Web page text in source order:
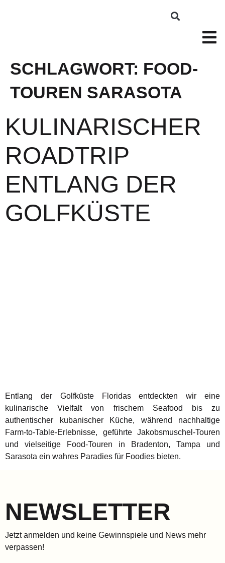
SCHLAGWORT: FOOD-
TOUREN SARASOTA
KULINARISCHER
ROADTRIP
ENTLANG DER
GOLFKÜSTE
Entlang der Golfküste Floridas entdeckten wir eine
kulinarische Vielfalt von frischem Seafood bis zu
authentischer kubanischer Küche, während nachhaltige
Farm-to-Table-Erlebnisse, geführte Jakobsmuschel-Touren
und vielseitige Food-Touren in Bradenton, Tampa und
Sarasota ein wahres Paradies für Foodies bieten.
NEWSLETTER
Jetzt anmelden und keine Gewinnspiele und News mehr
verpassen!